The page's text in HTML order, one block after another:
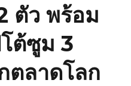
ตัว พร้อม
โต้ซูม 3
ตลาดโลก